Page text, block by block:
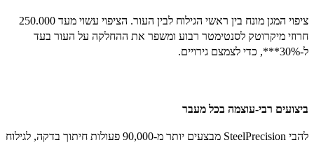
ציפוי המגן מונח בין ראשי הגילוח לבין העור. הציפוי עשוי מעד 250.000
חרוזי מיקרוטק לסנטימטר רבוע ומשפר את ההחלקה על העור בעד
ל-30%***, כדי לצמצם גירויים.
ביצועים רבי-עוצמה בכל מעבר
להבי SteelPrecision מבצעים יותר מ-90,000 פעולות חיתוך בדקה, לגילוח